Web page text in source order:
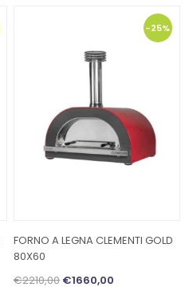
-25%
FORNO A LEGNA CLEMENTI GOLD
80X60
€2210,00€1660,00